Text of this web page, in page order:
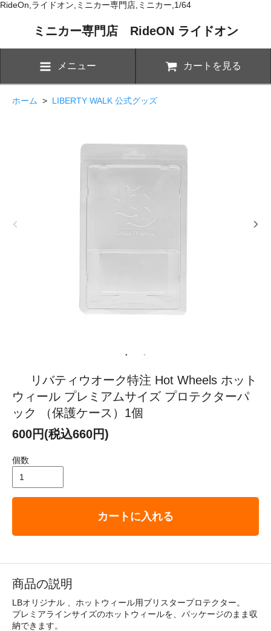
RideOn,ライドオン,ミニカー専門店,ミニカー,1/64
ミニカー専門店 RideON ライドオン
メニュー カートを見る
ホーム > LIBERTY WALK 公式グッズ
リバティウオーク特注 Hot Wheels ホット
ウィール プレミアムサイズ プロテクターパ
ック （保護ケース）1個
600円(税込660円)
個数
カートに入れる
商品の説明
LBオリジナル 、ホットウィール用ブリスタープロテクター。
プレミアラインサイズのホットウィールを、パッケージのまま収
納できます。